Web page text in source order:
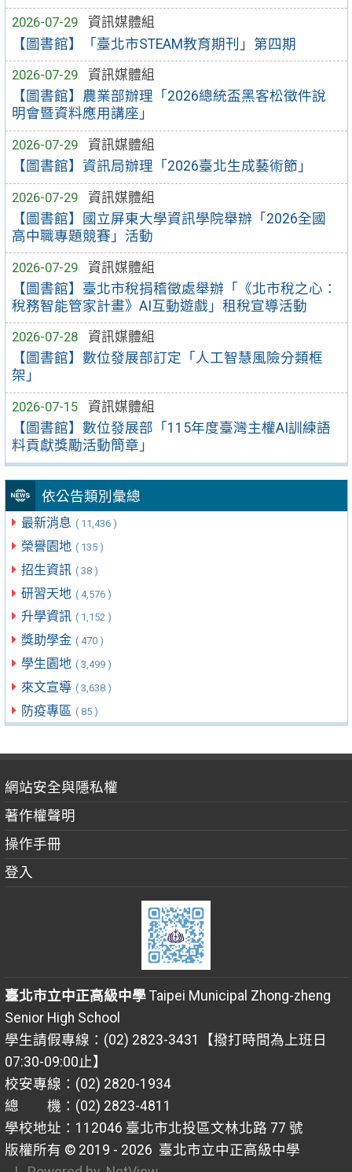
2026-07-29
資訊媒體組
【圖書館】「臺北市STEAM教育期刊」第四期
2026-07-29
資訊媒體組
【圖書館】農業部辦理「2026總統盃黑客松徵件說
明會暨資料應用講座」
2026-07-29
資訊媒體組
【圖書館】資訊局辦理「2026臺北生成藝術節」
2026-07-29
資訊媒體組
【圖書館】國立屏東大學資訊學院舉辦「2026全國
高中職專題競賽」活動
2026-07-29
資訊媒體組
【圖書館】臺北市稅捐稽徵處舉辦「《北市稅之心：
稅務智能管家計畫》AI互動遊戲」租稅宣導活動
2026-07-28
資訊媒體組
【圖書館】數位發展部訂定「人工智慧風險分類框
架」
2026-07-15
資訊媒體組
【圖書館】數位發展部「115年度臺灣主權AI訓練語
料貢獻獎勵活動簡章」
依公告類別彙總
最新消息 ( 11,436 )
榮譽園地 ( 135 )
招生資訊 ( 38 )
研習天地 ( 4,576 )
升學資訊 ( 1,152 )
獎助學金 ( 470 )
學生園地 ( 3,499 )
來文宣導 ( 3,638 )
防疫專區 ( 85 )
網站安全與隱私權
著作權聲明
操作手冊
登入
臺北市立中正高級中學Taipei Municipal Zhong-zheng
Senior High School
學生請假專線：(02) 2823-3431【撥打時間為上班日
07:30-09:00止】
校安專線：(02) 2820-1934
總 機：(02) 2823-4811
學校地址：112046 臺北市北投區文林北路 77 號
版權所有 © 2019 - 2026 臺北市立中正高級中學